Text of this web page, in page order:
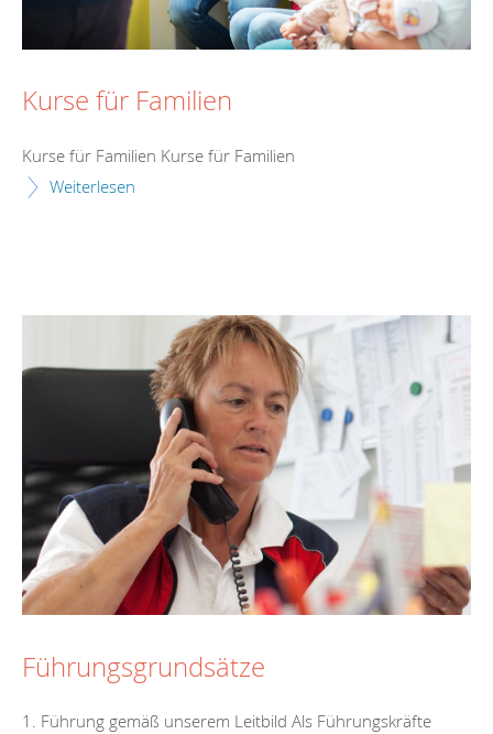
Kurse für Familien
Kurse für Familien Kurse für Familien
Weiterlesen
Führungsgrundsätze
1. Führung gemäß unserem Leitbild Als Führungskräfte